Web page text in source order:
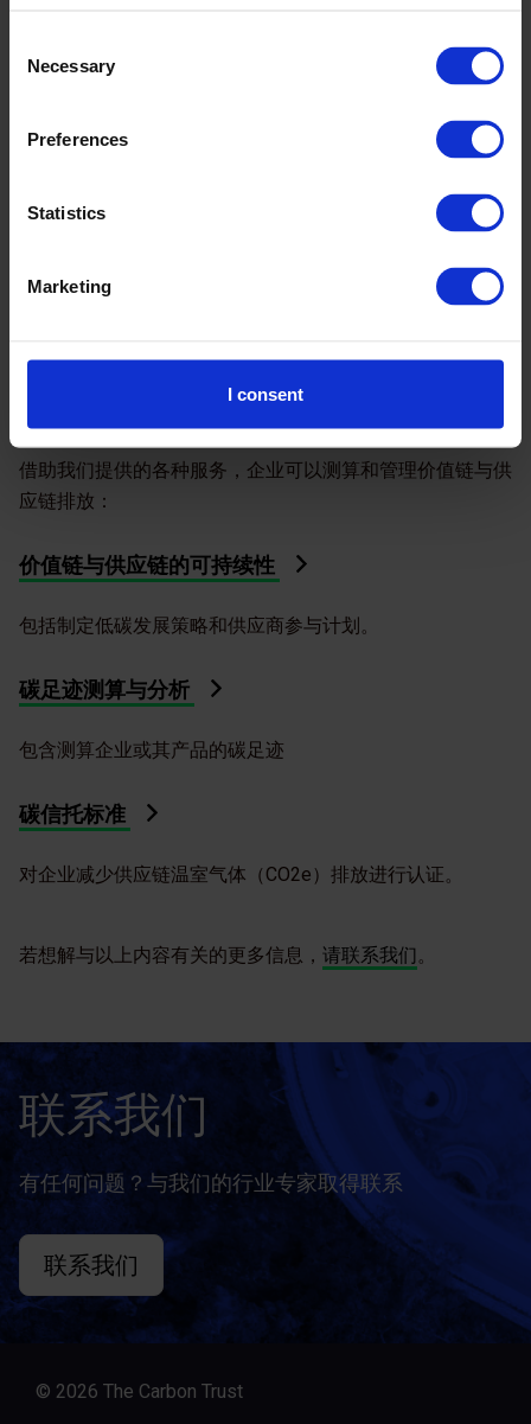
Selection
Necessary
Preferences
Statistics
Marketing
I consent
内部运营。通过测算范围三排放，企业可以做到：
识别供应链中的资源和能源风险；
提高产品的能源效率；
企业如何测算范围三碳排放和价
值链碳足迹？
借助我们提供的各种服务，企业可以测算和管理价值链与供
应链排放：
价值链与供应链的可持续性
包括制定低碳发展策略和供应商参与计划。
碳足迹测算与分析
包含测算企业或其产品的碳足迹
碳信托标准
对企业减少供应链温室气体（CO2e）排放进行认证。
若想解与以上内容有关的更多信息， 请联系我们 。
联系我们
有任何问题？与我们的行业专家取得联系
联系我们
© 2026 The Carbon Trust